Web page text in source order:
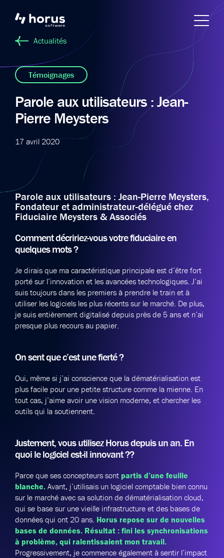
Actualités
Témoignages
Parole aux utilisateurs : Jean-
Pierre Meysters
17 avril 2020
Parole aux utilisateurs : Jean-Pierre Meysters,
Fondateur et administrateur-délégué chez
Fiduciaire Meysters & Associés
Comment décririez-vous votre fiduciaire en
quelques mots ?
Je dirais que ma caractéristique principale est d’être fort
porté sur l’innovation et les avancées technologiques. J’ai
suis toujours dans les premiers à prendre le train et à
utiliser les logiciels les plus récents sur le marché. De plus,
je suis entièrement digitalisé depuis près de 5 ans et n’ai
presque plus recours au papier.
On sent que c’est une fierté ?
Oui, même si j’ai conscience que la dématérialisation est
plus facile pour une petite structure comme la mienne. En
tout cas, j’aime avoir une vision moderne, et chercher les
outils qui la soutiennent.
Justement, vous utilisez Horus depuis un an. En
quoi le logiciel est-il innovant ??
Parce que ses concepteurs sont partis d’une feuille
blanche. Avant, j’utilisais un logiciel comptable bien connu
sur le marché avec sa solution de dématérialisation cloud,
qui se base sur une vieille infrastructure et des bases de
données qui ont 20 ans. Horus repose sur de nouvelles
bases de données. Résultat : fini les synchronisations
à problème, qui ralentissaient mon travail.
Progressivement, je commence également à sentir l’impact